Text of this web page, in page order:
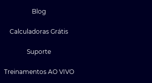
Blog
Calculadoras Grátis
Suporte
Treinamentos AO VIVO